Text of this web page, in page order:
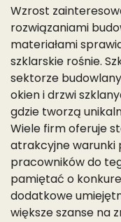
Wzrost
rozwiązaniami
materiałami
szklarskie rośnie.
sektorze
okien i drzwi
gdzie tworzą
Wiele firm oferuje
atrakcyjne warunki
pracowników do
pamiętać o
dodatkowe
większe szanse na